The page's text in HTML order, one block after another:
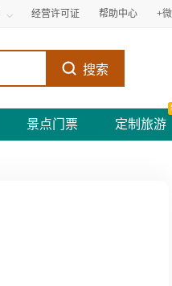
经营许可证 帮助中心 +
搜索
景点门票 定制旅游